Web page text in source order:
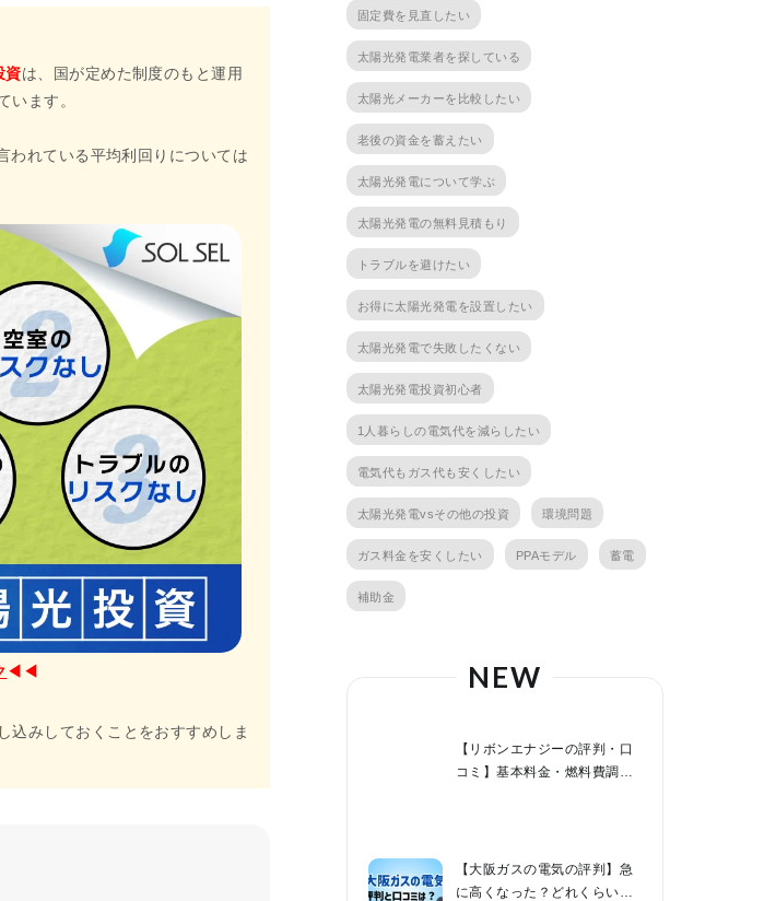
資は、国が定めた制度のもと運用
います。
われている平均利回りについては
◀︎◀︎
込みしておくことをおすすめしま
固定費を見直したい
太陽光発電業者を探している
太陽光メーカーを比較したい
老後の資金を蓄えたい
太陽光発電について学ぶ
太陽光発電の無料見積もり
トラブルを避けたい
お得に太陽光発電を設置したい
太陽光発電で失敗したくない
太陽光発電投資初心者
1人暮らしの電気代を減らしたい
電気代もガス代も安くしたい
太陽光発電vsその他の投資 環境問題
ガス料金を安くしたい PPAモデル 蓄電
補助金
NEW
【リボンエナジーの評判・口
コミ】基本料金・燃料費調整
【大阪ガスの電気の評判】急
に高くなった？どれくらい値